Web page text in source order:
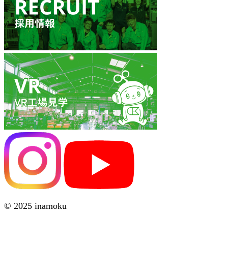
© 2025 inamoku